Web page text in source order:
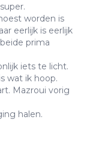
worden is
eerlijk is eerlijk
prima
iets te licht.
wat ik hoop.
Mazroui vorig
halen.